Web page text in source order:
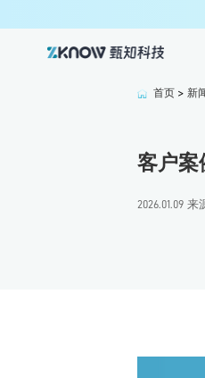
首页 >新
客户案
2026.01.09 来